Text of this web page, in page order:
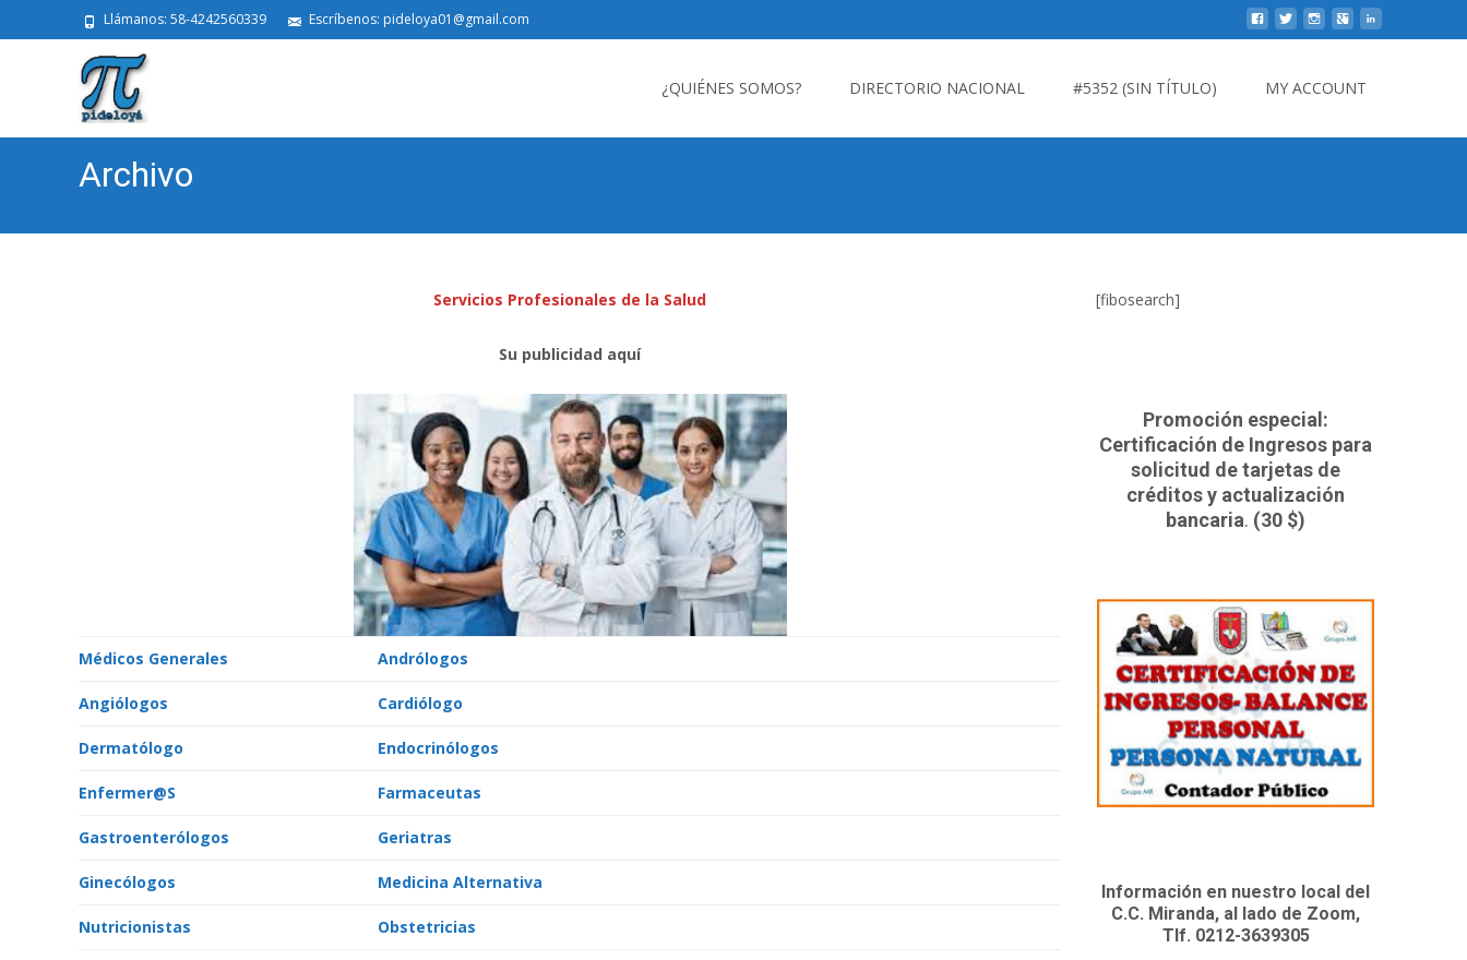
Llámanos: 58-4242560339 Escríbenos: pideloya01@gmail.com
¿QUIÉNES SOMOS? DIRECTORIO NACIONAL #5352 (SIN TÍTULO) MY ACCOUNT
Archivo
Servicios Profesionales de la Salud
Su publicidad aquí
Médicos Generales Andrólogos
Angiólogos Cardiólogo
Dermatólogo Endocrinólogos
Enfermer@S Farmaceutas
Gastroenterólogos Geriatras
Ginecólogos Medicina Alternativa
Nutricionistas Obstetricias
[fibosearch]
Promoción especial:
Certificación de Ingresos para
solicitud de tarjetas de
créditos y actualización
bancaria. (30 $)
Información en nuestro local del
C.C. Miranda, al lado de Zoom,
Tlf. 0212-3639305